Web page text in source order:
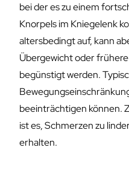
bei der es zu einem
Knorpels im Kniegelenk
altersbedingt auf, kann
Übergewicht oder
begünstigt werden.
beeinträchtigen können.
ist es, Schmerzen zu
erhalten.